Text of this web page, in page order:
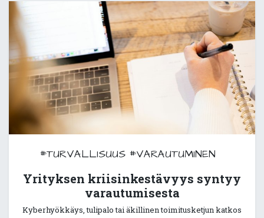
#TURVALLISUUS #VARAUTUMINEN
Yrityksen kriisinkestävyys syntyy
varautumisesta
Kyberhyökkäys, tulipalo tai äkillinen toimitusketjun katkos